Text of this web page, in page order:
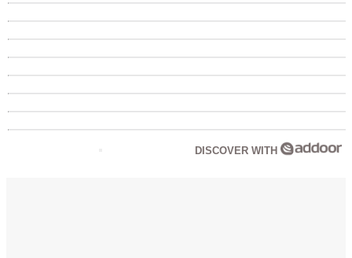
DISCOVER WITH